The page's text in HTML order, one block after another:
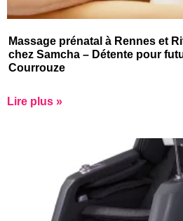
Massage prénatal à Rennes et
chez Samcha – Détente pour
Courrouze
Lire plus »